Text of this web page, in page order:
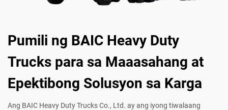
Pumili ng BAIC Heavy Duty
Trucks para sa Maaasahang at
Epektibong Solusyon sa Karga
Ang BAIC Heavy Duty Trucks Co., Ltd. ay ang iyong tiwalaang